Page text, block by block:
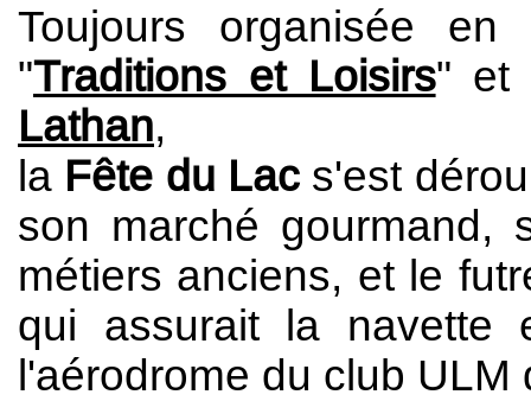
Toujours organisée en
"Traditions et Loisirs"
Lathan,
la Fête du Lac s'est
son marché gourmand,
métiers anciens, et le
qui assurait la
l'aérodrome du club